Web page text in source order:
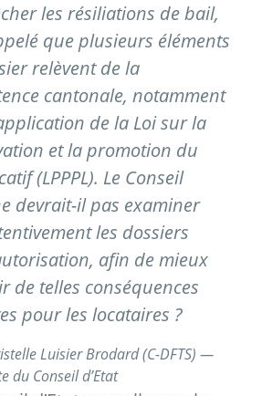
les résiliations de bail,
que plusieurs éléments
relèvent de la
cantonale, notamment
de la Loi sur la
et la promotion du
(LPPPL). Le Conseil
devrait-il pas examiner
les dossiers
afin de mieux
de telles conséquences
pour les locataires ?
Luisier Brodard (C-DFTS) —
du Conseil d’Etat